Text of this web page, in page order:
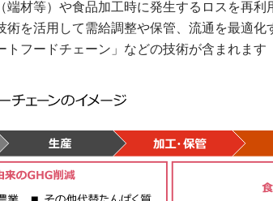
端材等）や食品加工時に発生するロスを再利
術を活用して需給調整や保管、流通を最適化
トフードチェーン」などの技術が含まれます